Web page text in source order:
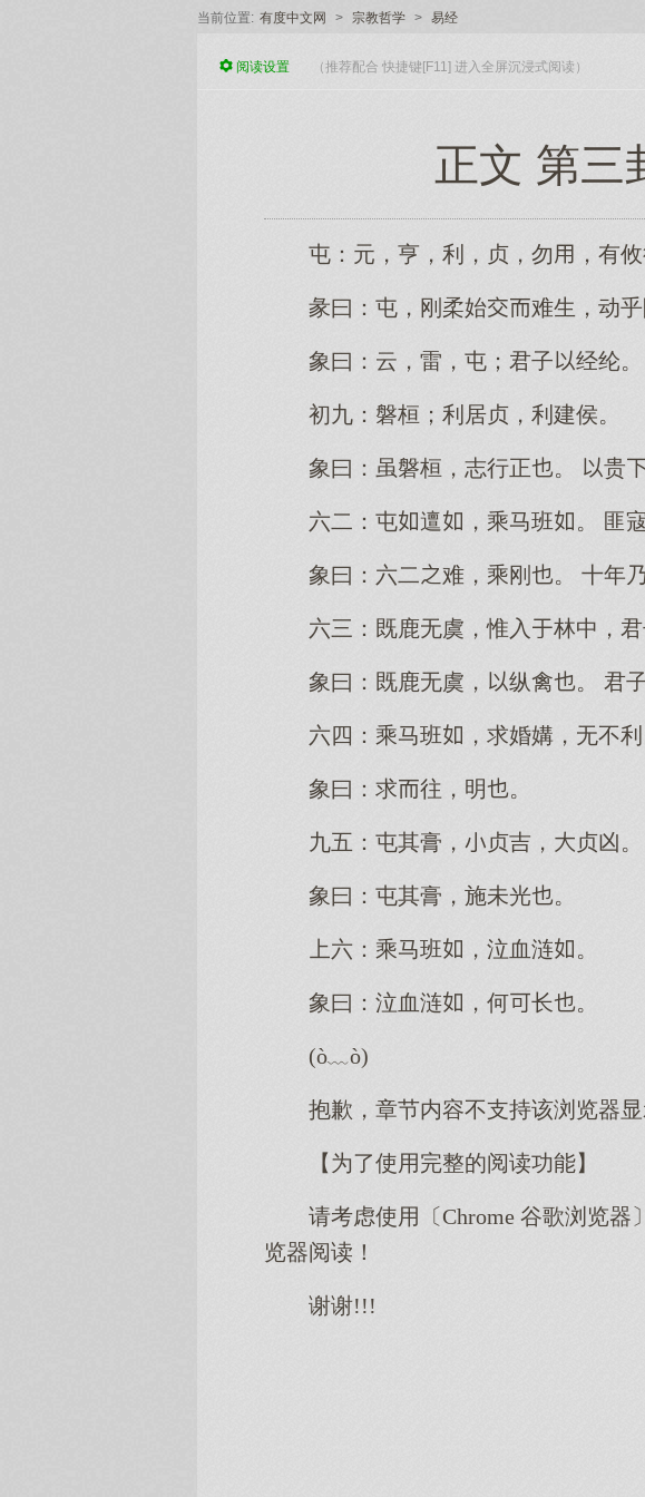
当前位置: 有度中文网 > 宗教哲学 > 易经
阅读设置 （推荐配合 快捷键[F11] 进入全屏沉浸式阅读）
正文 第三
屯：元，亨，利，贞，勿，有攸
彖曰：屯，刚柔始难生，动
象曰：云，雷，屯；君子经纶。
初九：磐桓；利居贞，利建侯。
象曰：虽磐桓，志行正。 
六二：屯邅，乘马班。 匪寇
象曰：六二难，乘刚。 十年
六三：既鹿无虞，惟入林中，
象曰：既鹿无虞，纵禽。 君
六四：乘马班，求婚媾，无不利
象曰：求往，明。
九五：屯其膏，贞吉，贞凶。
象曰：屯其膏，施未光。
六：乘马班，泣血涟。
象曰：泣血涟，何长。
(ò﹏ò)
抱歉，章节内容不支持该浏览器显
【为了使用完整的阅读功能】
请考虑使用〔Chrome 谷歌浏览器
览器阅读！
谢谢!!!